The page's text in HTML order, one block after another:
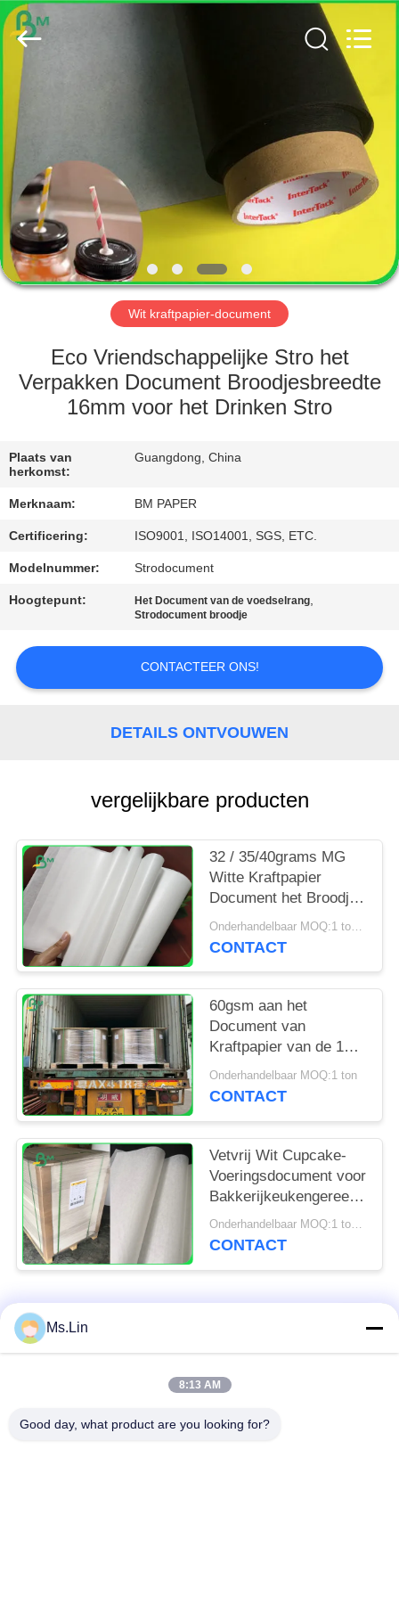
HUIS
PRODUCTEN
ONGEVEER
ONS
FABRIEKSREIS
KWALITEITSCONTROLE
CONTACTEER
GEVALLEN
SITEMAP
PRIVACY
POLICY
GUANGZHOU
BMPAPER
CO.,
LTD..
Reserved.
Wit kraftpapier-document
Eco Vriendschappelijke Stro het
Verpakken Document Broodjesbreedte
16mm voor het Drinken Stro
Plaats van
herkomst:
Guangdong, China
Merknaam: BM PAPER
Certificering: ISO9001, ISO14001, SGS, ETC.
Modelnummer: Strodocument
Hoogtepunt: Het Document van de voedselrang,
Strodocument broodje
CONTACTEER ONS!
DETAILS ONTVOUWEN
vergelijkbare producten
32 / 35/40grams MG
Witte Kraftpapier
Document het Broodje
van FDA Verpakking
voor
Onderhandelbaar MOQ:1 ton voor speciale grootte
CONTACT
60gsm aan het
Document van
Kraftpapier van de 120
Gram Hard Sterkte
Niet bekleed Gebleekt
Onderhandelbaar MOQ:1 ton
CONTACT
Vetvrij Wit Cupcake-
Voeringsdocument voor
Bakkerijkeukengereedschap
31 - 38gsm
Onderhandelbaar MOQ:1 ton voor gemeenschappelijke grootte & 10 ton voor speciale grootte
CONTACT
populaire categorieën
bruin kraftpapier-
Ms.Lin
8:13 AM
Good day, what product are you looking for?